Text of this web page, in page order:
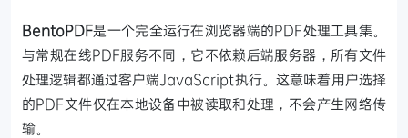
BentoPDF是一个完全运行在浏览器端的PDF处理工具集。
与常规在线PDF服务不同，它不依赖后端服务器，所有文件
处理逻辑都通过客户端JavaScript执行。这意味着用户选择
的PDF文件仅在本地设备中被读取和处理，不会产生网络传
输。